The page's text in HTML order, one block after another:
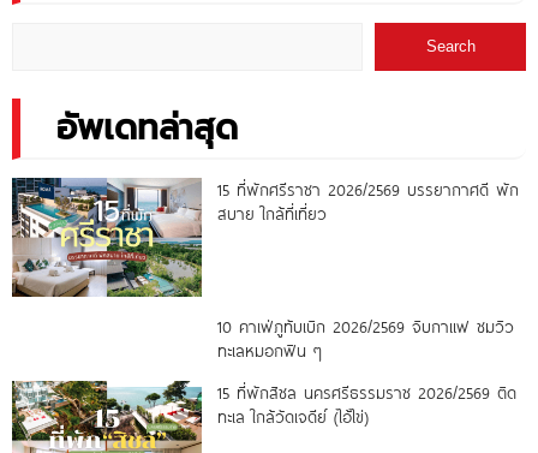
Search
อัพเดทล่าสุด
15 ที่พักศรีราชา 2026/2569 บรรยากาศดี พัก
สบาย ใกล้ที่เที่ยว
10 คาเฟ่ภูทับเบิก 2026/2569 จิบกาแฟ ชมวิว
ทะเลหมอกฟิน ๆ
15 ที่พักสิชล นครศรีธรรมราช 2026/2569 ติด
ทะเล ใกล้วัดเจดีย์ (ไอ้ไข่)